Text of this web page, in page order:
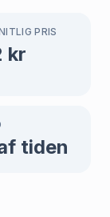
PRIS
kr
tiden